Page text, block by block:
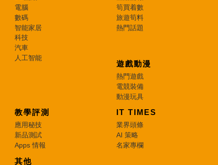
電腦
數碼
智能家居
科技
汽車
人工智能
筍買着數
旅遊筍料
熱門話題
遊戲動漫
熱門遊戲
電競裝備
動漫玩具
教學評測
應用秘技
新品測試
Apps 情報
IT TIMES
業界頭條
AI 策略
名家專欄
其他